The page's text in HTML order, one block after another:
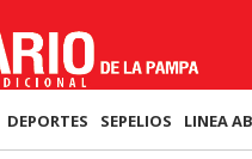
DEPORTES SEPELIOS LINEA